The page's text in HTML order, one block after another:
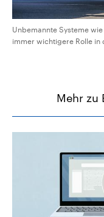
Unbemannte Systeme
immer wichtigere Rolle
Mehr zu